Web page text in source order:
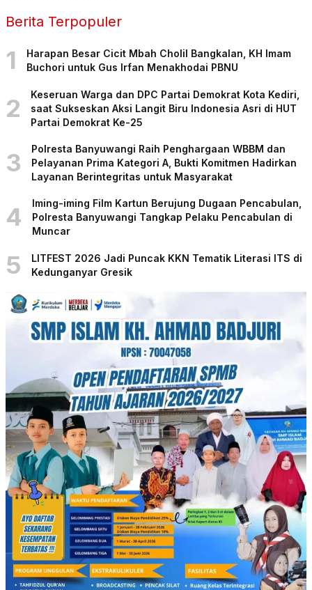
Berita Terpopuler
1
Harapan Besar Cicit Mbah Cholil Bangkalan, KH Imam
Buchori untuk Gus Irfan Menakhodai PBNU
2
Keseruan Warga dan DPC Partai Demokrat Kota Kediri,
saat Sukseskan Aksi Langit Biru Indonesia Asri di HUT
Partai Demokrat Ke-25
3
Polresta Banyuwangi Raih Penghargaan WBBM dan
Pelayanan Prima Kategori A, Bukti Komitmen Hadirkan
Layanan Berintegritas untuk Masyarakat
4
Iming-iming Film Kartun Berujung Dugaan Pencabulan,
Polresta Banyuwangi Tangkap Pelaku Pencabulan di
Muncar
5
LITFEST 2026 Jadi Puncak KKN Tematik Literasi ITS di
Kedunganyar Gresik